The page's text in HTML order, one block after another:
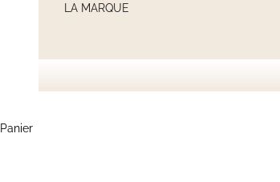
LA MARQUE
Panier